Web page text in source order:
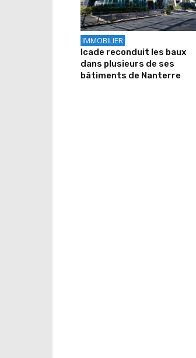
IMMOBILIER
Icade reconduit les baux
dans plusieurs de ses
bâtiments de Nanterre